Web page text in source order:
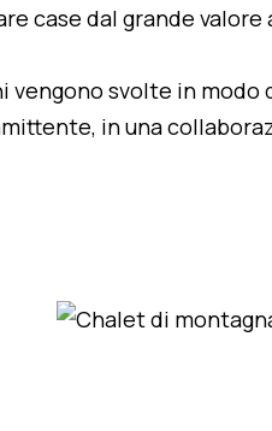
case dal grande
vengono svolte in modo
in una